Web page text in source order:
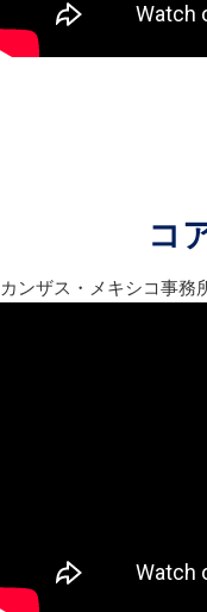
コ
カンザス・メキシコ事務